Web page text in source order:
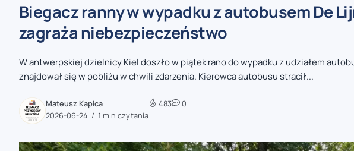
zaobserwuj nas
zaobserwuj nas
zaobserwuj nas
Biegacz ranny w wypadku z autobusem De
zagraża niebezpieczeństwo
W antwerpskiej dzielnicy Kiel doszło w piątek rano do wypadku z udziałem
znajdował się w pobliżu w chwili zdarzenia. Kierowca autobusu stracił...
Mateusz Kapica
2026-06-24
1 min czytania
483 0